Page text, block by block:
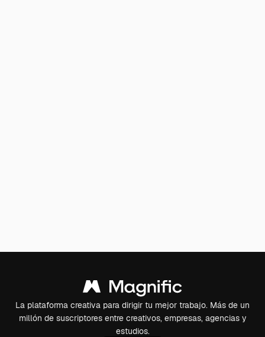
La plataforma creativa para dirigir tu mejor trabajo. Más de un
millón de suscriptores entre creativos, empresas, agencias y
estudios.